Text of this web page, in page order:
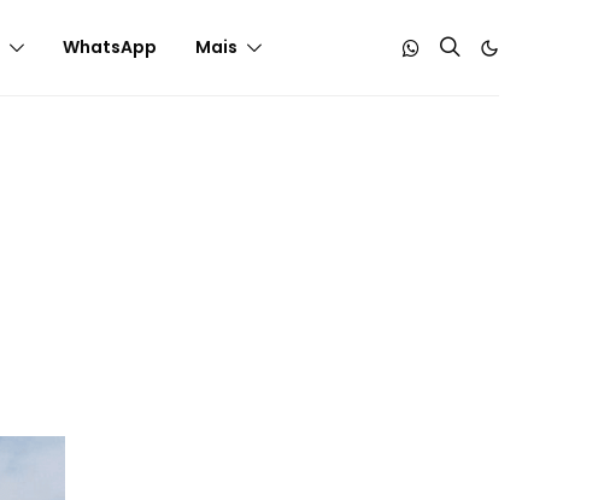
WhatsApp Mais